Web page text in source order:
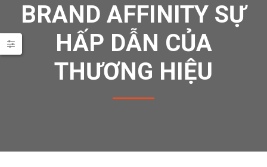
BRAND AFFINITY SỰ
HẤP DẪN CỦA
THƯƠNG HIỆU